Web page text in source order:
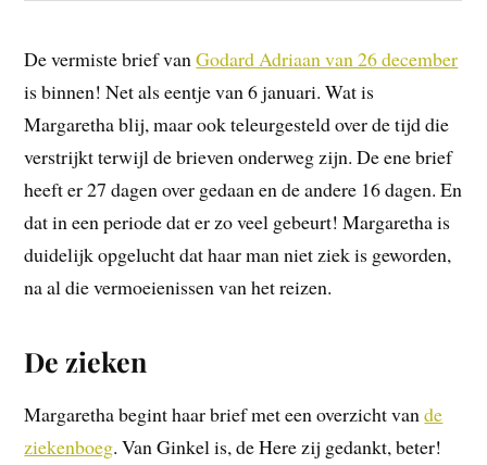
De vermiste brief vanGodard Adriaan van 26 december
is binnen! Net als eentje van 6 januari. Wat is
Margaretha blij, maar ook teleurgesteld over de tijd die
verstrijkt terwijl de brieven onderweg zijn. De ene brief
heeft er 27 dagen over gedaan en de andere 16 dagen. En
dat in een periode dat er zo veel gebeurt! Margaretha is
duidelijk opgelucht dat haar man niet ziek is geworden,
na al die vermoeienissen van het reizen.
De zieken
Margaretha begint haar brief met een overzicht vande
ziekenboeg. Van Ginkel is, de Here zij gedankt, beter!